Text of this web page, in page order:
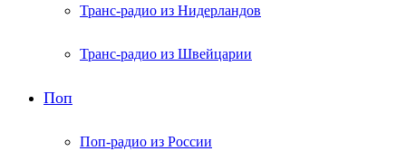
Транс-радио из Нидерландов
Транс-радио из Швейцарии
Поп
Поп-радио из России